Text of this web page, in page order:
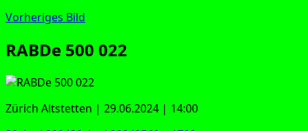
Vorheriges Bild
RABDe 500 022
Zürich Alt­stet­ten | 29.06.2024 | 14:00